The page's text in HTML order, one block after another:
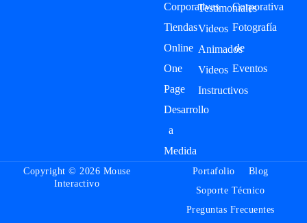
Corporativas
Tiendas
Online
One
Page
Desarrollo
a
Medida
Testimoniales
Videos
Animados
Videos
Instructivos
Corporativa
Fotografía
de
Eventos
Copyright © 2026 Mouse
Interactivo
Portafolio
Blog
Soporte Técnico
Preguntas Frecuentes